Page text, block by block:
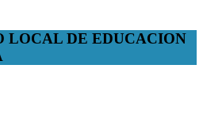
LOCAL DE EDUCACION